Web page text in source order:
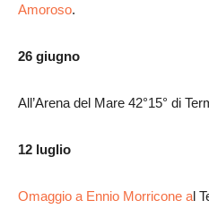
Amoroso.
26 giugno
All’Arena del Mare 42°15° di
12 luglio
Omaggio a Ennio Morricone al